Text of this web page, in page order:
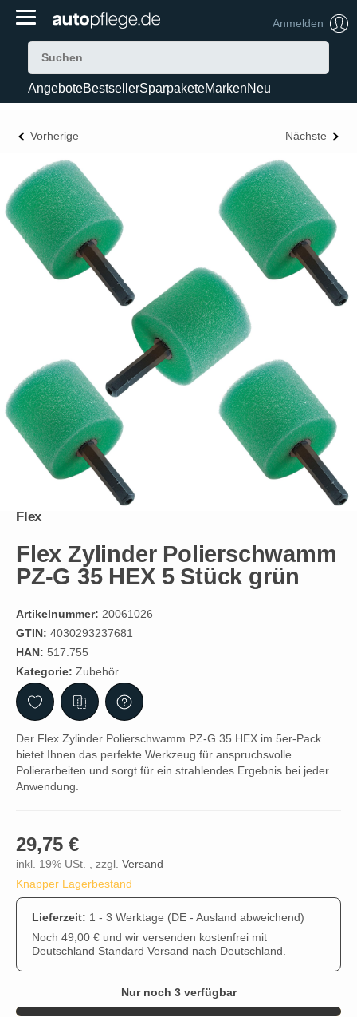
Anmelden
AngeboteBestsellerSparpaketeMarkenNeu
Vorherige Nächste
Flex
Flex Zylinder Polierschwamm
PZ-G 35 HEX 5 Stück grün
Artikelnummer: 20061026
GTIN: 4030293237681
HAN: 517.755
Kategorie: Zubehör
Der Flex Zylinder Polierschwamm PZ-G 35 HEX im 5er-Pack
bietet Ihnen das perfekte Werkzeug für anspruchsvolle
Polierarbeiten und sorgt für ein strahlendes Ergebnis bei jeder
Anwendung.
29,75 €
inkl. 19% USt. , zzgl. Versand
Knapper Lagerbestand
Lieferzeit: 1 - 3 Werktage (DE - Ausland abweichend)
Noch 49,00 € und wir versenden kostenfrei mit
Deutschland Standard Versand nach Deutschland.
Nur noch 3 verfügbar